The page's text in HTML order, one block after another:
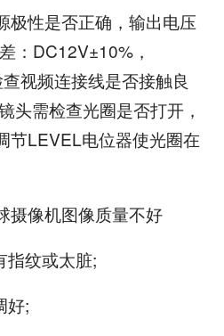
性是否正确，输出电压
：DC12V±10%，
视频连接线是否接触良
头需检查光圈是否打开，
节LEVEL电位器使光圈在
像机图像质量不好
纹或太脏;
;